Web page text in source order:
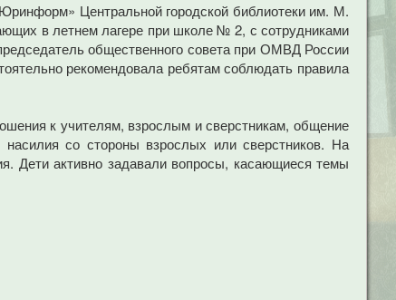
Центральной городской библиотеки им. М.
в летнем лагере при школе № 2, с сотрудниками
общественного совета при ОМВД России
рекомендовала ребятам соблюдать правила
к учителям, взрослым и сверстникам, общение
со стороны взрослых или сверстников. На
Дети активно задавали вопросы, касающиеся темы